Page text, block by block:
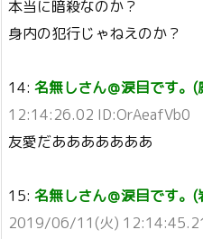
本当に暗殺なのか？
身内の犯行じゃねえのか？
14: 名無しさん＠涙目です。
12:14:26.02 ID:OrAeafVb0
友愛だあああああああ
15: 名無しさん＠涙目です。
2019/06/11(火)